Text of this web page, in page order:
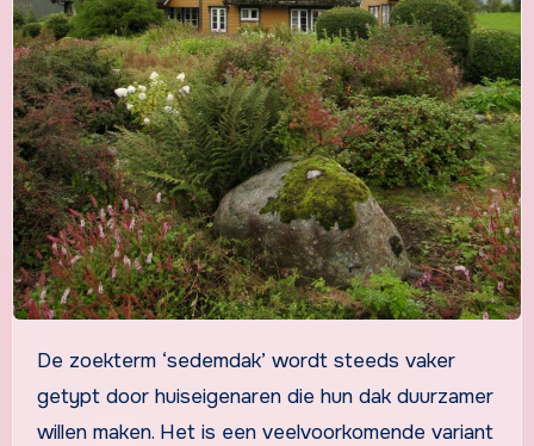
De zoekterm ‘sedemdak’ wordt steeds vaker
getypt door huiseigenaren die hun dak duurzamer
willen maken. Het is een veelvoorkomende variant